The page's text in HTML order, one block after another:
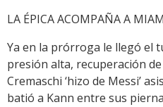
LA ÉPICA ACOMPAÑA A
Ya en la prórroga le llegó el
presión alta, recuperación
Cremaschi ‘hizo de Messi’
batió a Kann entre sus